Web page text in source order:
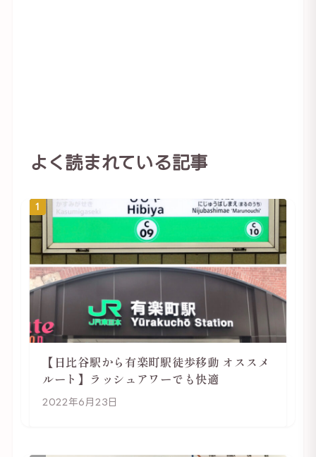
よく読まれている記事
1
【日比谷駅から有楽町駅徒歩移動 オススメ
ルート】ラッシュアワーでも快適
2022年6月23日